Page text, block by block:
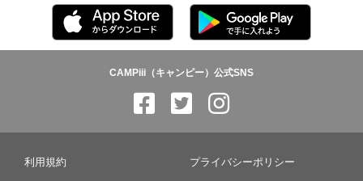
CAMPiii（キャンピー）公式SNS
利用規約 プライバシーポリシー